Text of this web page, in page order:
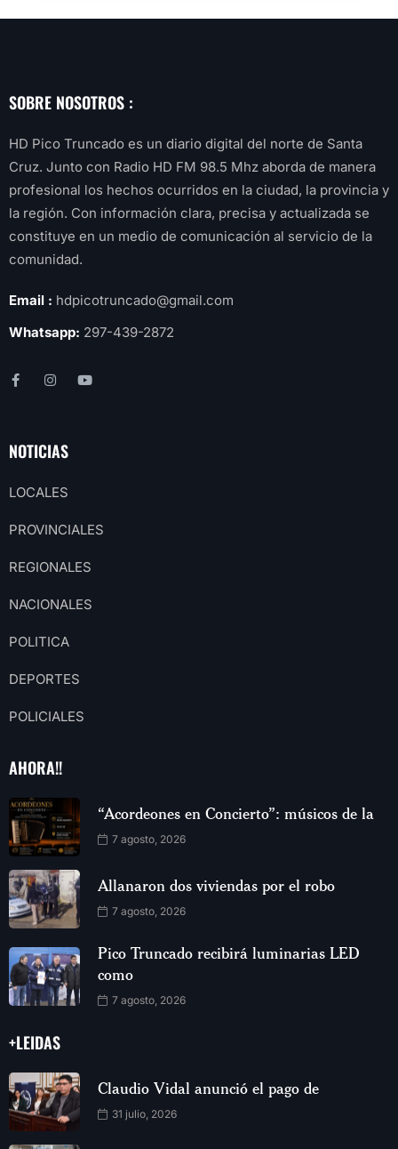
SOBRE NOSOTROS :
HD Pico Truncado es un diario digital del norte de Santa
Cruz. Junto con Radio HD FM 98.5 Mhz aborda de manera
profesional los hechos ocurridos en la ciudad, la provincia y
la región. Con información clara, precisa y actualizada se
constituye en un medio de comunicación al servicio de la
comunidad.
Email : hdpicotruncado@gmail.com
Whatsapp: 297-439-2872
NOTICIAS
LOCALES
PROVINCIALES
REGIONALES
NACIONALES
POLITICA
DEPORTES
POLICIALES
AHORA!!
“Acordeones en Concierto”: músicos de la
7 agosto, 2026
Allanaron dos viviendas por el robo
7 agosto, 2026
Pico Truncado recibirá luminarias LED
como
7 agosto, 2026
+LEIDAS
Claudio Vidal anunció el pago de
31 julio, 2026